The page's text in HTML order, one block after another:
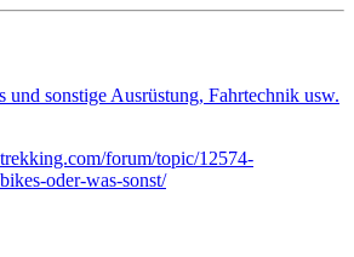
und sonstige Ausrüstung, Fahrtechnik usw.
forum/topic/12574-
oder-was-sonst/